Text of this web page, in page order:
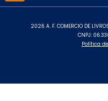
2026 A. F. COMERCIO DE
CNPJ:
Política